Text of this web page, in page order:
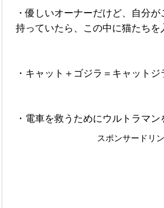
・優しいオーナーだけど、自分
持っていたら、この中に猫たちを
・キャット＋ゴジラ＝キャットジ
・電車を救うためにウルトラマン
スポンサードリ